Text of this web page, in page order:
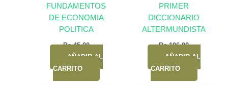
FUNDAMENTOS
DE ECONOMIA
POLITICA
Bs.45,00
AÑADIR AL
CARRITO
PRIMER
DICCIONARIO
ALTERMUNDISTA
Bs.106,00
AÑADIR AL
CARRITO